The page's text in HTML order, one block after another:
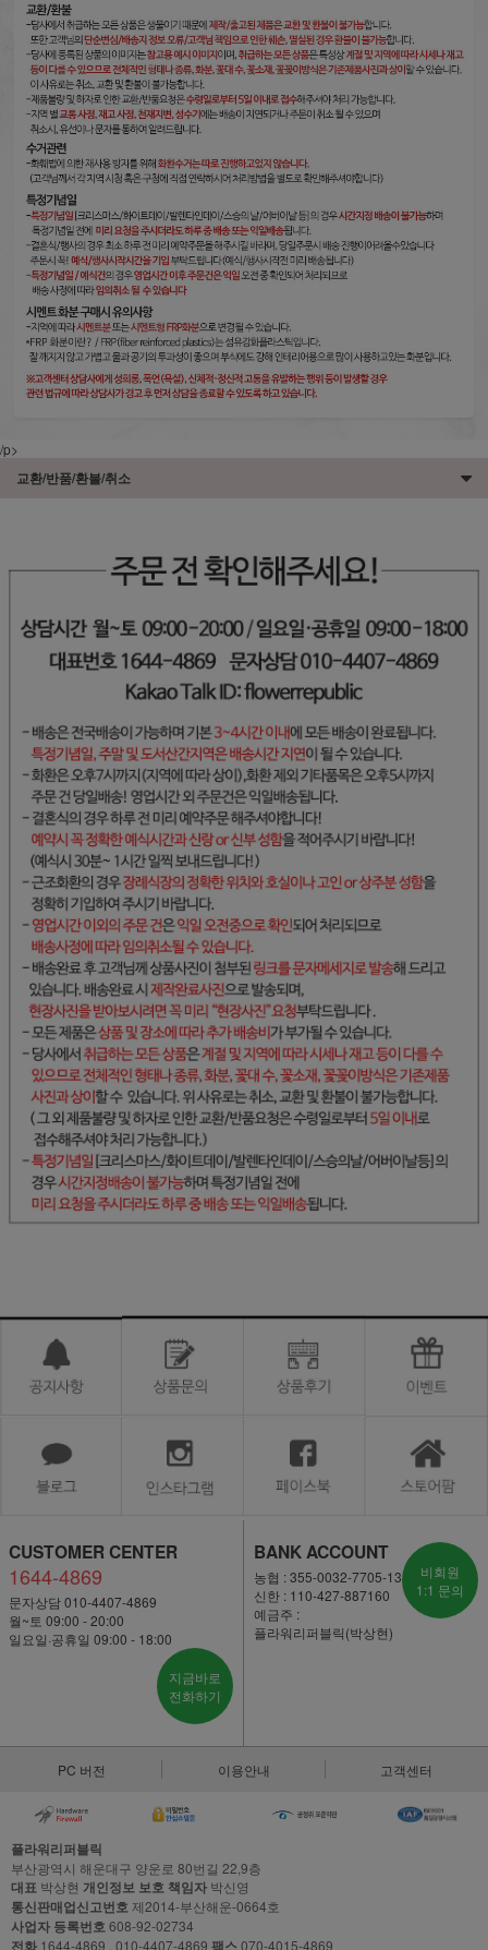
/p>
교환/반품/환불/취소
CUSTOMER CENTER
1644-4869
문자상담 010-4407-4869
월~토 09:00 - 20:00
일요일·공휴일 09:00 - 18:00
지금바로
전화하기
BANK ACCOUNT
농협 : 355-0032-7705-13
신한 : 110-427-887160
예금주 :
플라워리퍼블릭(박상현)
비회원
1:1 문의
PC 버전 이용안내 고객센터
플라워리퍼블릭
부산광역시 해운대구 양운로 80번길 22,9층
대표 박상현 개인정보 보호 책임자 박신영
통신판매업신고번호제2014-부산해운-0664호
사업자 등록번호608-92-02734
전화 1644-4869 , 010-4407-4869 팩스070-4015-4869